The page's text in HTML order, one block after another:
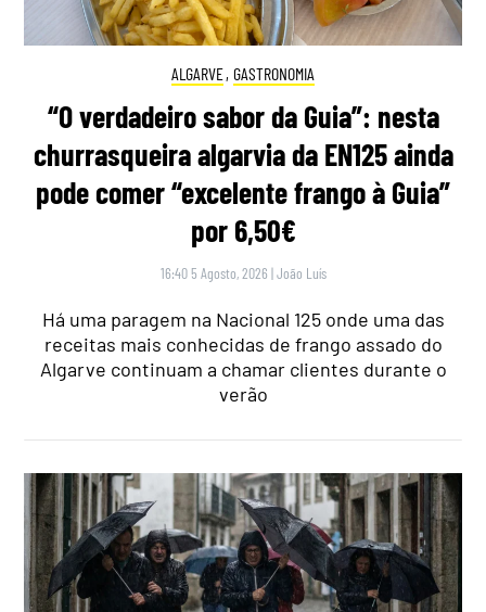
ALGARVE, GASTRONOMIA
“O verdadeiro sabor da Guia”: nesta
churrasqueira algarvia da EN125 ainda
pode comer “excelente frango à Guia”
por 6,50€
16:40 5 Agosto, 2026 |João Luís
Há uma paragem na Nacional 125 onde uma das
receitas mais conhecidas de frango assado do
Algarve continuam a chamar clientes durante o
verão